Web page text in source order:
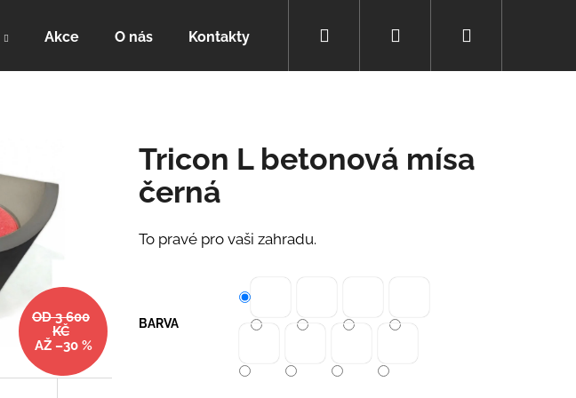
Akce O nás Kontakty Přihlášení
Tricon L betonová mísa
černá
To pravé pro vaši zahradu.
BARVA
OD 3 600
KČ
AŽ –30 %